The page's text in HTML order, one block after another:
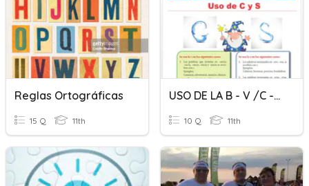
Reglas Ortográficas
15 Q 11th
USO DE LA B - V /C -S -Z - Nivel Intermedio (4to De Sec.)
10 Q 11th